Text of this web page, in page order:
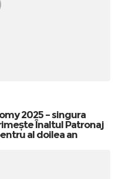
2025 – singura
Înaltul Patronaj
al doilea an